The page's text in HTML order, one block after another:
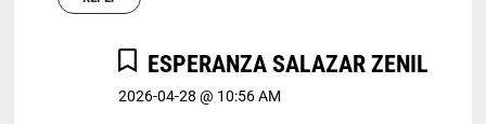
ESPERANZA SALAZAR ZENIL
2026-04-28 @ 10:56 AM